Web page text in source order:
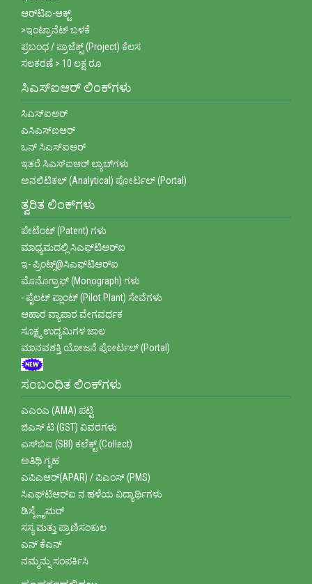
ಆರ್‌ಟಿಐ-ಆಕ್ಟ್
>ಇಂಟ್ರಾನೆಟ್ ಬಳಕೆ
ಪ್ರಬಂಧ / ಪ್ರಾಜೆಕ್ಟ್ (Project) ಕೆಲಸ
ಸಲಕರಣೆ > 10 ಲಕ್ಷ ರೂ
ಸಿಎಸ್ಐಆರ್ ಲಿಂಕ್‌ಗಳು
ಸಿಎಸ್ಐಆರ್
ಎಸಿಎಸ್ಐಆರ್
ಒನ್ ಸಿಎಸ್ಐಆರ್
ಇತರೆ ಸಿಎಸ್‌ಐಆರ್ ಲ್ಯಾಬ್‌ಗಳು
ಅನಲಿಟಿಕಲ್ (Analytical) ಪೋರ್ಟಲ್ (Portal)
ತ್ವರಿತ ಲಿಂಕ್‌ಗಳು
ಪೇಟೆಂಟ್ (Patent) ಗಳು
ಮಾಧ್ಯಮದಲ್ಲಿ ಸಿಎಫ್‌ಟಿಆರ್‌ಐ
ಇ- ಪ್ರಿಂಟ್ಸ್@ಸಿಎಫ್‌ಟಿಆರ್‌ಐ
ಮೊನೊಗ್ರಾಫ್‌ (Monograph) ಗಳು
- ಪೈಲಟ್ ಪ್ಲಾಂಟ್ (Pilot Plant) ಸೇವೆಗಳು
ಆಹಾರ ವ್ಯಾಪಾರ ವೇಗವರ್ಧಕ
ಸೂಕ್ಷ್ಮ ಉದ್ಯಮಿಗಳ ಜಾಲ
ಮಾನವಶಕ್ತಿ ಯೋಜನೆ ಪೋರ್ಟಲ್ (Portal)
ಸಂಬಂಧಿತ ಲಿಂಕ್‌ಗಳು
ಎಎಂಎ (AMA) ಪಟ್ಟಿ
ಜಿಎಸ್ ಟಿ (GST) ವಿವರಗಳು
ಎಸ್‌ಬಿಐ (SBI) ಕಲೆಕ್ಟ್ (Collect)
ಅತಿಥಿ ಗೃಹ
ಎಪಿಎಆರ್(APAR) / ಪಿಎಂಸ್ (PMS)
ಸಿಎಫ್‌ಟಿಆರ್‌ಐ ನ ಹಳೆಯ ವಿದ್ಯಾರ್ಥಿಗಳು
ಡಿಸ್ಕ್ಲೈಮರ್
ಸಸ್ಯ ಮತ್ತು ಪ್ರಾಣಿಸಂಕುಲ
ಎನ್ ಕೆಎನ್
ನಮ್ಮನ್ನು ಸಂಪರ್ಕಿಸಿ